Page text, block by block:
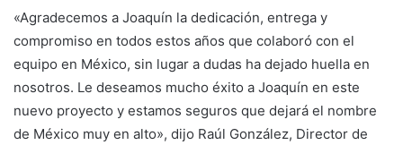
«Agradecemos a Joaquín la dedicación, entrega y
compromiso en todos estos años que colaboró con el
equipo en México, sin lugar a dudas ha dejado huella en
nosotros. Le deseamos mucho éxito a Joaquín en este
nuevo proyecto y estamos seguros que dejará el nombre
de México muy en alto», dijo Raúl González, Director de